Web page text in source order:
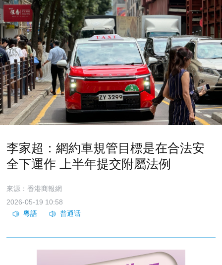
李家超：網約車規管目標是在合法安
全下運作 上半年提交附屬法例
來源：香港商報網
2026-05-19 10:58